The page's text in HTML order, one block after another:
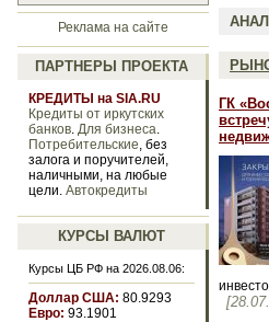
Реклама на сайте
ПАРТНЕРЫ ПРОЕКТА
КРЕДИТЫ на SIA.RU
Кредиты от иркутских
банков. Для бизнеса.
Потребительские, без
залога и поручителей,
наличными, на любые
цели. Автокредиты
КУРСЫ ВАЛЮТ
Курсы ЦБ РФ на 2026.08.06:
Доллар США: 80.9293
Евро: 93.1901
ГК